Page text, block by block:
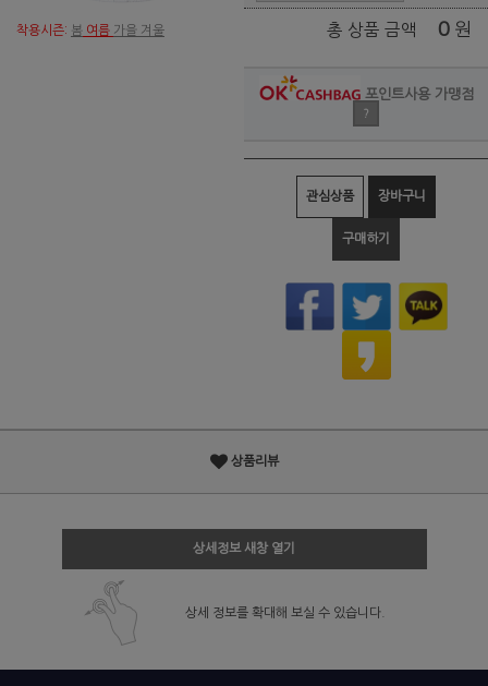
착용시즌: 봄 여름 가을 겨울 총 상품 금액 0 원
포인트사용 가맹점
?
관심상품 장바구니
구매하기
상품리뷰
상세정보 새창 열기
상세 정보를 확대해 보실 수 있습니다.